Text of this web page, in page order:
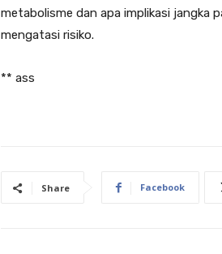
metabolisme dan apa implikasi jangka
mengatasi risiko.
** ass
Share Facebook